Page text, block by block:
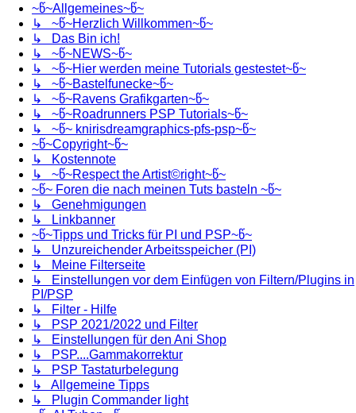
~წ~Allgemeines~წ~
↳ ~წ~Herzlich Willkommen~წ~
↳ Das Bin ich!
↳ ~წ~NEWS~წ~
↳ ~წ~Hier werden meine Tutorials gestestet~წ~
↳ ~წ~Bastelfunecke~წ~
↳ ~წ~Ravens Grafikgarten~წ~
↳ ~წ~Roadrunners PSP Tutorials~წ~
↳ ~წ~ knirisdreamgraphics-pfs-psp~წ~
~წ~Copyright~წ~
↳ Kostennote
↳ ~წ~Respect the Artist©right~წ~
~წ~ Foren die nach meinen Tuts basteln ~წ~
↳ Genehmigungen
↳ Linkbanner
~წ~Tipps und Tricks für PI und PSP~წ~
↳ Unzureichender Arbeitsspeicher (PI)
↳ Meine Filterseite
↳ Einstellungen vor dem Einfügen von Filtern/Plugins in
PI/PSP
↳ Filter - Hilfe
↳ PSP 2021/2022 und Filter
↳ Einstellungen für den Ani Shop
↳ PSP....Gammakorrektur
↳ PSP Tastaturbelegung
↳ Allgemeine Tipps
↳ Plugin Commander light